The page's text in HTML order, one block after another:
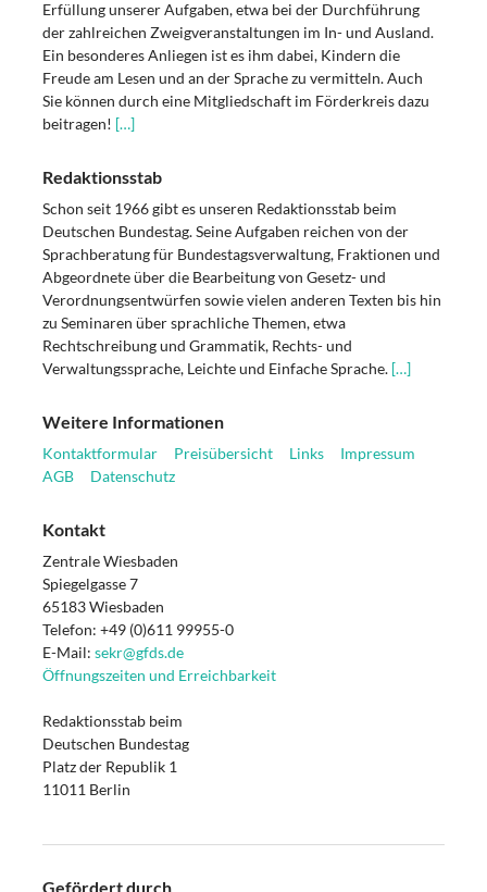
Erfüllung unserer Aufgaben, etwa bei der Durchführung
der zahlreichen Zweigveranstaltungen im In- und Ausland.
Ein besonderes Anliegen ist es ihm dabei, Kindern die
Freude am Lesen und an der Sprache zu vermitteln. Auch
Sie können durch eine Mitgliedschaft im Förderkreis dazu
beitragen! […]
Redaktionsstab
Schon seit 1966 gibt es unseren Redaktionsstab beim
Deutschen Bundestag. Seine Aufgaben reichen von der
Sprachberatung für Bundestagsverwaltung, Fraktionen und
Abgeordnete über die Bearbeitung von Gesetz- und
Verordnungsentwürfen sowie vielen anderen Texten bis hin
zu Seminaren über sprachliche Themen, etwa
Rechtschreibung und Grammatik, Rechts- und
Verwaltungssprache, Leichte und Einfache Sprache. […]
Weitere Informationen
Kontaktformular Preisübersicht Links
Impressum
AGB
Datenschutz
Kontakt
Zentrale Wiesbaden
Spiegelgasse 7
65183 Wiesbaden
Telefon: +49 (0)611 99955-0
E-Mail: sekr@gfds.de
Öffnungszeiten und Erreichbarkeit
Redaktionsstab beim
Deutschen Bundestag
Platz der Republik 1
11011 Berlin
Gefördert durch